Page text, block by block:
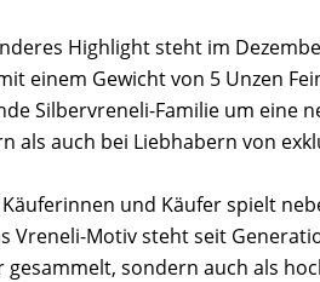
Highlight steht im
einem Gewicht von 5 Unzen
Silbervreneli-Familie um eine
als auch bei Liebhabern von
Käuferinnen und Käufer spielt
Vreneli-Motiv steht seit
gesammelt, sondern auch als